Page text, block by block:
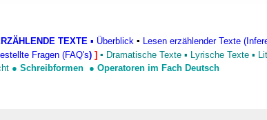
haben oder die sie im Rahmen Ihrer
TEXTE ▪ Überblick ▪ Lesen erzählender Texte
Fragen (FAQ's) ] ▪ Dramatische Texte ▪ Lyrische Texte ▪
● Schreibformen ● Operatoren im Fach Deutsch